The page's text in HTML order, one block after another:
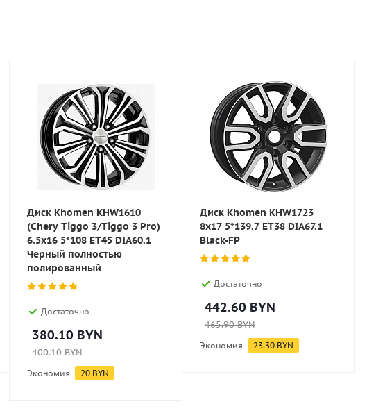
Диск Khomen KHW1610
(Chery Tiggo 3/Tiggo 3 Pro)
6.5x16 5*108 ET45 DIA60.1
Черный полностью
полированный
Достаточно
380.10 BYN
400.10BYN
Экономия 20 BYN
Диск Khomen KHW1723
8x17 5*139.7 ET38 DIA67.1
Black-FP
Достаточно
442.60 BYN
465.90BYN
Экономия 23.30 BYN